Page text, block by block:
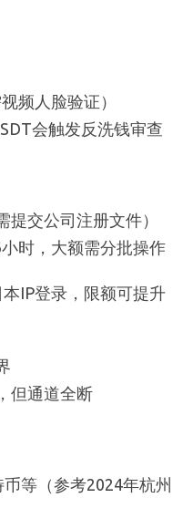
频人脸验证）
会触发反洗钱审查
交公司注册文件）
时，大额需分批操作
IP登录，限额可提升
但通道全断
等（参考2024年杭州